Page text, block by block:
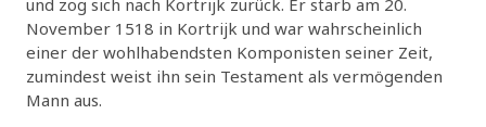
November 1518 in Kortrijk und war wahrscheinlich
einer der wohlhabendsten Komponisten seiner Zeit,
zumindest weist ihn sein Testament als vermögenden
Mann aus.